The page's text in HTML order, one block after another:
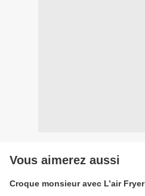
Vous aimerez aussi
Croque monsieur avec L’air Fryer